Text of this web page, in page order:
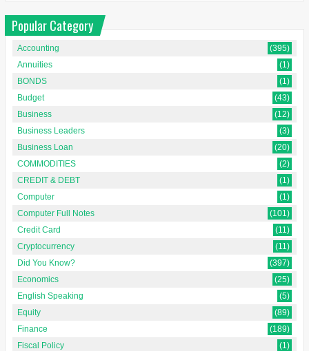
Popular Category
Accounting
(395)
Annuities
(1)
BONDS
(1)
Budget
(43)
Business
(12)
Business Leaders
(3)
Business Loan
(20)
COMMODITIES
(2)
CREDIT & DEBT
(1)
Computer
(1)
Computer Full Notes
(101)
Credit Card
(11)
Cryptocurrency
(11)
Did You Know?
(397)
Economics
(25)
English Speaking
(5)
Equity
(89)
Finance
(189)
Fiscal Policy
(1)